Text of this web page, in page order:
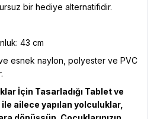
bir hediye alternatifidir.
43 cm
esnek naylon, polyester ve PVC
İçin Tasarladığı Tablet ve
ailece yapılan yolculuklar,